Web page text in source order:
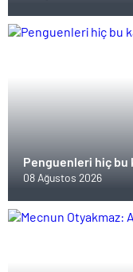
Penguenleri hiç bu
görmemiştiniz
08 Ağustos 2026